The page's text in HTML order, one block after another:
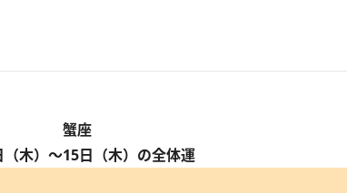
蟹座
（木）～15日（木）の全体運